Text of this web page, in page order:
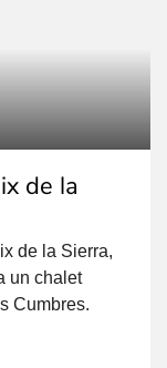
de la
de la Sierra,
un chalet
Cumbres.
y piedra,
en una